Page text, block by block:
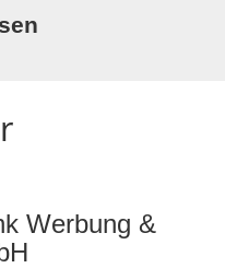
Werbung &